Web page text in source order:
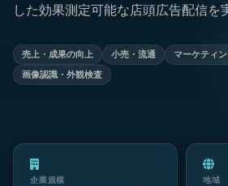
した効果測定可能な店頭広告配信を
売上・成果の向上 小売・流通
マーケティ
画像認識・外観検査
企業規模 地域